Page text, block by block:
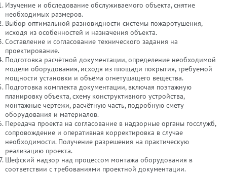
Изучение и обследование обслуживаемого объекта, снятие
необходимых размеров.
Выбор оптимальной разновидности системы пожаротушения,
исходя из особенностей и назначения объекта.
Составление и согласование технического задания на
проектирование.
Подготовка расчётной документации, определение необходимой
модели оборудования, исходя из площади покрытия, требуемой
мощности установки и объёма огнетушащего вещества.
Подготовка комплекта документации, включая поэтажную
планировку объекта, схему конструктивного устройства,
монтажные чертежи, расчётную часть, подробную смету
оборудования и материалов.
Передача проекта на согласование в надзорные органы госслужб,
сопровождение и оперативная корректировка в случае
необходимости. Получение разрешения на практическую
реализацию проекта.
Шефский надзор над процессом монтажа оборудования в
соответствии с требованиями проектной документации.